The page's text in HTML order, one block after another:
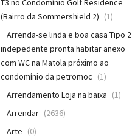
T3 no Condomínio Golf Residence
(Bairro da Sommershield 2) (1)
Arrenda-se linda e boa casa Tipo 2
indepedente pronta habitar anexo
com WC na Matola próximo ao
condomínio da petromoc (1)
Arrendamento Loja na baixa (1)
Arrendar (2636)
Arte (0)